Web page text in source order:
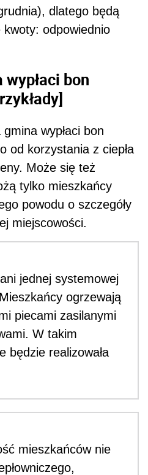
dlatego będą
kwoty: odpowiednio
bon
wypłaci bon
od korzystania z ciepła
Może się też
tylko mieszkańcy
powodu o szczegóły
miejscowości.
jednej systemowej
ogrzewają
piecami zasilanymi
W takim
będzie realizowała
mieszkańców nie